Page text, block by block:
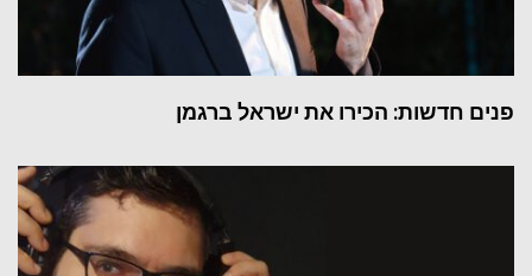
פנים חדשות: הכירו את ישראל ברגמן